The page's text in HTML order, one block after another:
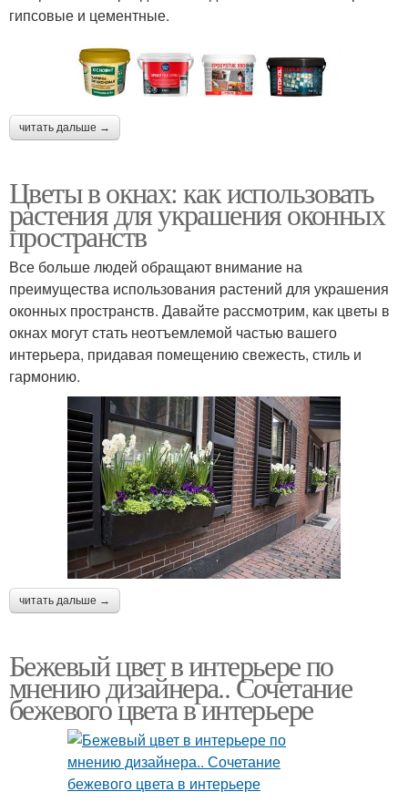
гипсовые и цементные.
читать дальше →
Цветы в окнах: как использовать
растения для украшения оконных
пространств
Все больше людей обращают внимание на
преимущества использования растений для украшения
оконных пространств. Давайте рассмотрим, как цветы в
окнах могут стать неотъемлемой частью вашего
интерьера, придавая помещению свежесть, стиль и
гармонию.
читать дальше →
Бежевый цвет в интерьере по
мнению дизайнера.. Сочетание
бежевого цвета в интерьере